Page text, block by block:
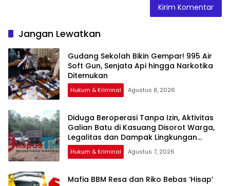
Jangan Lewatkan
Gudang Sekolah Bikin Gempar! 995 Air
Soft Gun, Senjata Api hingga Narkotika
Ditemukan
Hukum & Kriminal Agustus 8, 2026
Diduga Beroperasi Tanpa Izin, Aktivitas
Galian Batu di Kasuang Disorot Warga,
Legalitas dan Dampak Lingkungan
Dipertanyakan
Hukum & Kriminal Agustus 7, 2026
Mafia BBM Resa dan Riko Bebas ‘Hisap’